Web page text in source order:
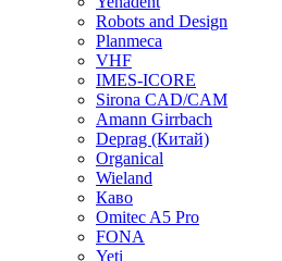
Robots and Design
Planmeca
VHF
IMES-ICORE
Sirona CAD/CAM
Amann Girrbach
Deprag (Китай)
Organical
Wieland
Каво
Omitec A5 Pro
FONA
Yeti